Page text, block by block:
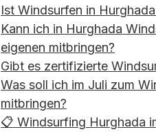
Ist Windsurfen in
Kann ich in Hurghada
eigenen mitbringen?
Gibt es zertifizierte
Was soll ich im Juli zum
mitbringen?
📋 Windsurfing Hurghada